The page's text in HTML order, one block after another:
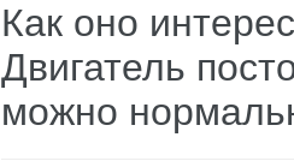
Как оно
Двигатель
можно